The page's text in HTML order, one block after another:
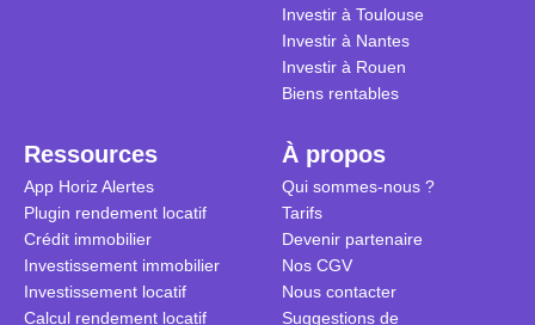
Investir à Toulouse
Investir à Nantes
Investir à Rouen
Biens rentables
Ressources
App Horiz Alertes
Plugin rendement locatif
Crédit immobilier
Investissement immobilier
Investissement locatif
Calcul rendement locatif
À propos
Qui sommes-nous ?
Tarifs
Devenir partenaire
Nos CGV
Nous contacter
Suggestions de